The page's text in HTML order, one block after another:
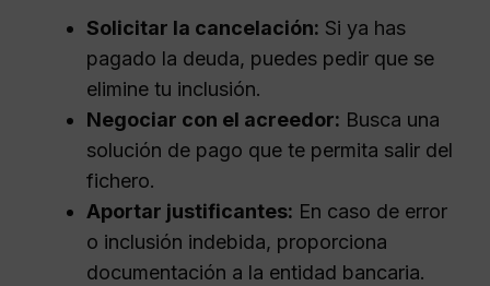
Solicitar la cancelación: Si ya has
pagado la deuda, puedes pedir que se
elimine tu inclusión.
Negociar con el acreedor: Busca una
solución de pago que te permita salir del
fichero.
Aportar justificantes: En caso de error
o inclusión indebida, proporciona
documentación a la entidad bancaria.